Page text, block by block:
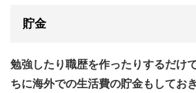
貯金
勉強したり職歴を作ったりするだけ
ちに海外での生活費の貯金もしてお